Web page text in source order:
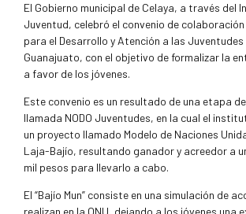
El Gobierno municipal de Celaya, a través del
Juventud, celebró el convenio de
para el Desarrollo y Atención a las
Guanajuato, con el objetivo de formalizar la
a favor de los jóvenes.
Este convenio es un resultado de una etapa
llamada NODO Juventudes, en la cual el
un proyecto llamado Modelo de Naciones
Laja-Bajío, resultando ganador y acreedor a
mil pesos para llevarlo a cabo.
El “Bajío Mun” consiste en una simulación de
realizan en la ONU, dejando a los jóvenes una